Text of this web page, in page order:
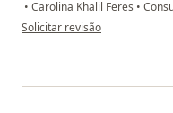
• Carolina Khalil Feres •
na opinião do utilizador Murilo
Solicitar revisão